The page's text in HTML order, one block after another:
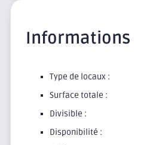
Informations
Type de locaux :
Surface totale :
Divisible :
Disponibilité :